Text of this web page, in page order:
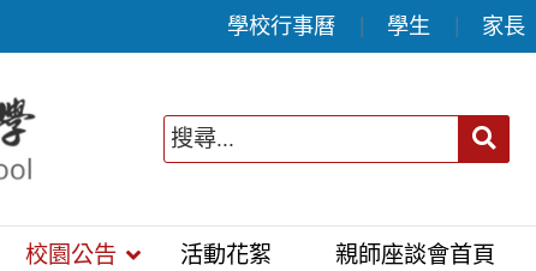
學校行事曆 學生 家長
送出
校園公告 活動花絮 親師座談會首頁